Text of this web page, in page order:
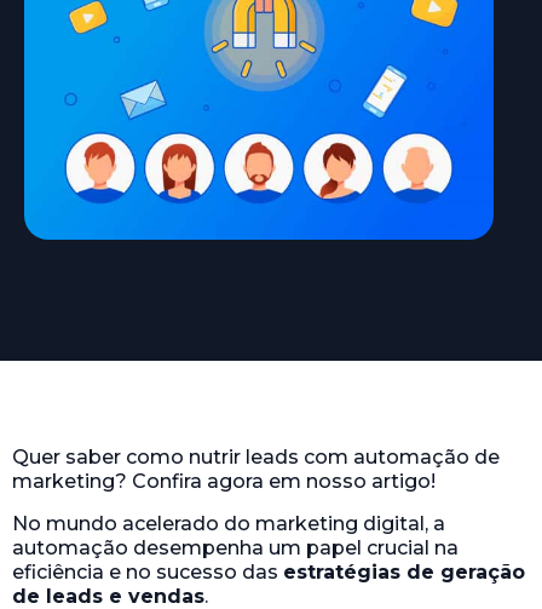
Quer saber como nutrir leads com automação de
marketing? Confira agora em nosso artigo!
No mundo acelerado do marketing digital, a
automação desempenha um papel crucial na
eficiência e no sucesso das estratégias de geração
de leads e vendas.